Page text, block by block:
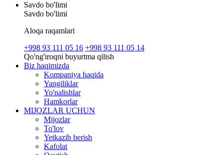
Savdo bo'limi
Savdo bo'limi
Aloqa raqamlari
+998 93 111 05 16 +998 93 111 05 14
Qo'ng'iroqni buyurtma qilish
Biz haqimizda
Kompaniya haqida
Yangiliklar
Yo'nalishlar
Hamkorlar
MIJOZLAR UCHUN
Mijozlar
To'lov
Yetkazib berish
Kafolat